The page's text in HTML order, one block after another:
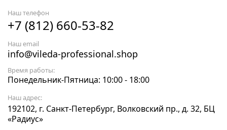
Наш телефон
+7 (812) 660-53-82
Наш email
info@vileda-professional.shop
Время работы:
Понедельник-Пятница: 10:00 - 18:00
Наш адрес:
192102, г. Санкт-Петербург, Волковский пр., д. 32, БЦ
«Радиус»